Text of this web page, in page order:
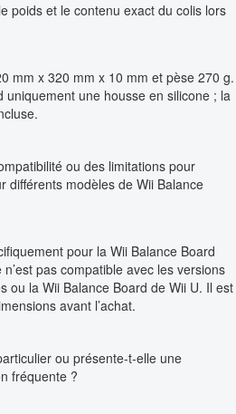
poids et le contenu exact du colis lors
mm x 320 mm x 10 mm et pèse 270 g.
uniquement une housse en silicone ; la
ou des limitations pour
différents modèles de Wii Balance
pour la Wii Balance Board
pas compatible avec les versions
ou la Wii Balance Board de Wii U. Il est
avant l’achat.
ou présente-t-elle une
fréquente ?